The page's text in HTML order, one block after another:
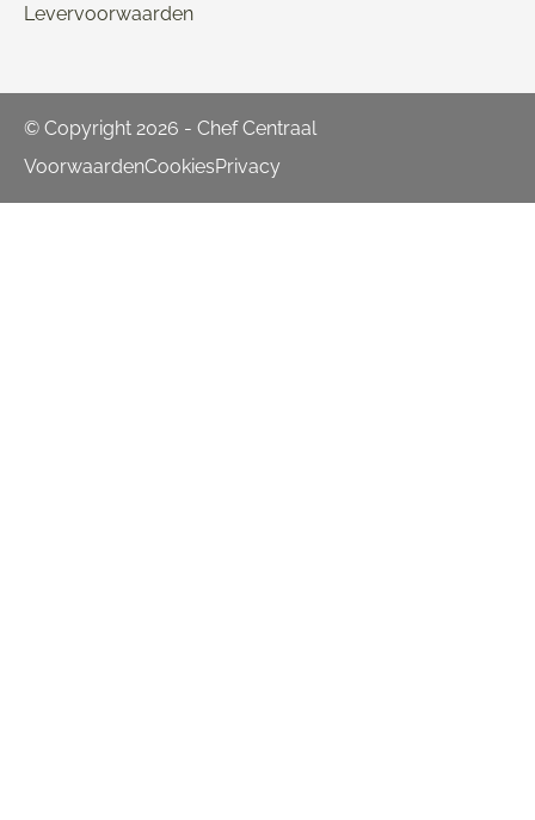
Levervoorwaarden
© Copyright 2026 - Chef Centraal
VoorwaardenCookiesPrivacy